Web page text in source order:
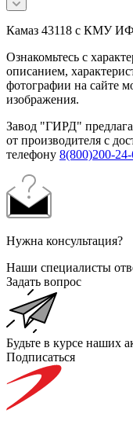
Камаз 43118 с КМУ
Ознакомьтесь с
описанием,
фотографии на сайте
изображения.
Завод "ГИРД"
от производителя с
телефону 8(800)200-
Нужна консультация?
Наши специалисты
Задать вопрос
Будьте в курсе наших
Подписаться